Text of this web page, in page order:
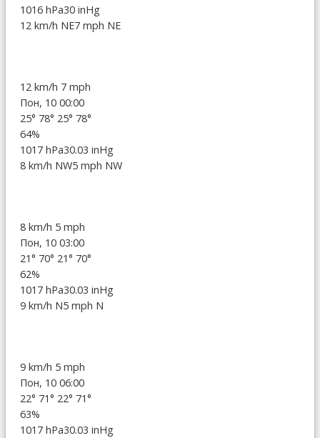
1016 hPa30 inHg
12 km/h NE7 mph NE
12 km/h 7 mph
Пон, 10 00:00
25° 78° 25° 78°
64%
1017 hPa30.03 inHg
8 km/h NW5 mph NW
8 km/h 5 mph
Пон, 10 03:00
21° 70° 21° 70°
62%
1017 hPa30.03 inHg
9 km/h N5 mph N
9 km/h 5 mph
Пон, 10 06:00
22° 71° 22° 71°
63%
1017 hPa30.03 inHg